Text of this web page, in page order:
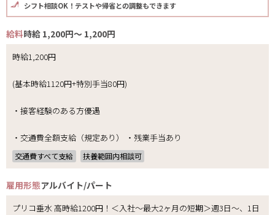
シフト相談OK！テストや帰省との調整もできます
給料時給 1,200円～ 1,200円
時給1,200円
(基本時給1120円+特別手当80円)
・接客経験のある方優遇
・交通費全額支給（規定あり） ・残業手当あり
交通費すべて支給 扶養範囲内相談可
雇用形態アルバイト/パート
プリコ垂水 高時給1200円！＜入社～最大2ヶ月の短期＞週3日～、1日